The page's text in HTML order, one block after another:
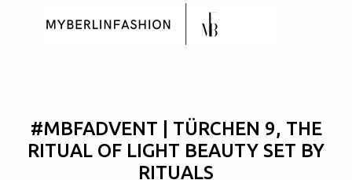
Skip to main content
#MBFADVENT | TÜRCHEN 9, THE
RITUAL OF LIGHT BEAUTY SET BY
RITUALS